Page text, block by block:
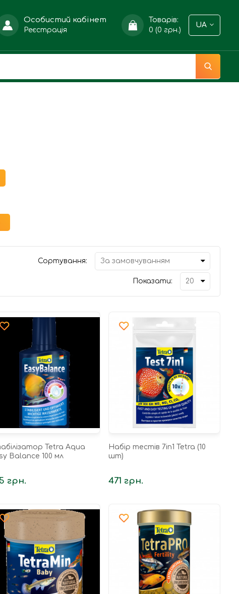
Особистий кабінет
Реєстрація
Товарів:
0 (0 грн.)
UA
Сортування:
Показати:
Tetra Aqua
Balance 100 мл
грн.
Набір тестів 7in1 Tetra (10
шт)
471 грн.